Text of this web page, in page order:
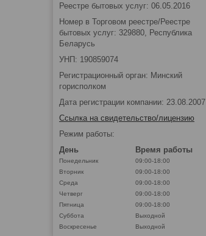
Реестре бытовых услуг: 06.05.2016
Номер в Торговом реестре/Реестре
бытовых услуг: 329880, Республика
Беларусь
УНП: 190859074
Регистрационный орган: Минский
горисполком
Дата регистрации компании: 23.08.2007
Ссылка на свидетельство/лицензию
Режим работы:
День
Время работы
Понедельник
09:00-18:00
Вторник
09:00-18:00
Среда
09:00-18:00
Четверг
09:00-18:00
Пятница
09:00-18:00
Суббота
Выходной
Воскресенье
Выходной